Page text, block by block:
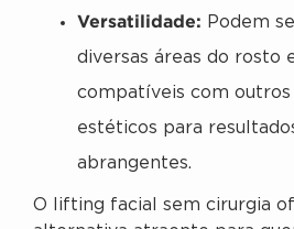
Versatilidade: Podem
diversas áreas do rosto
compatíveis com
estéticos para
abrangentes.
O lifting facial sem cirurgia